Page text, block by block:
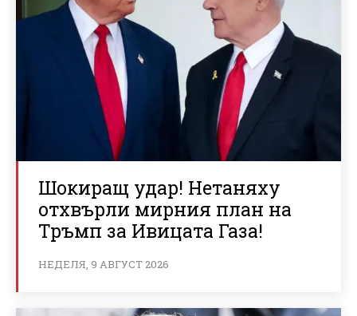
Шокиращ удар! Нетаняху
отхвърли мирния план на
Тръмп за Ивицата Газа!
НЕДЕЛЯ, 9 АВГУСТ 2026